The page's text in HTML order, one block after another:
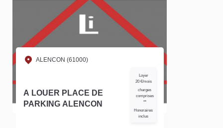
ALENCON (61000)
A LOUER PLACE DE
PARKING ALENCON
Loyer
20 €/mois
charges
comprises
**
Honoraires
inclus